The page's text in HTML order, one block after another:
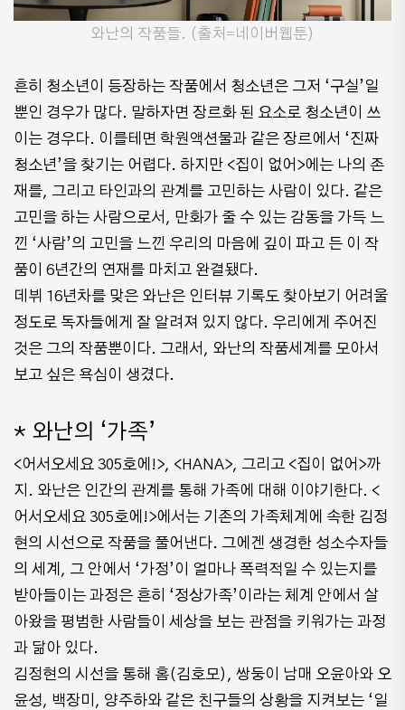
와난의 작품들. (출처=네이버웹툰)
흔히 청소년이 등장하는 작품에서 청소년은 그저 ‘구실’일
뿐인 경우가 많다. 말하자면 장르화 된 요소로 청소년이 쓰
이는 경우다. 이를테면 학원액션물과 같은 장르에서 ‘진짜
청소년’을 찾기는 어렵다. 하지만 <집이 없어>에는 나의 존
재를, 그리고 타인과의 관계를 고민하는 사람이 있다. 같은
고민을 하는 사람으로서, 만화가 줄 수 있는 감동을 가득 느
낀 ‘사람’의 고민을 느낀 우리의 마음에 깊이 파고 든 이 작
품이 6년간의 연재를 마치고 완결됐다.
데뷔 16년차를 맞은 와난은 인터뷰 기록도 찾아보기 어려울
정도로 독자들에게 잘 알려져 있지 않다. 우리에게 주어진
것은 그의 작품뿐이다. 그래서, 와난의 작품세계를 모아서
보고 싶은 욕심이 생겼다.
* 와난의 ‘가족’
<어서오세요 305호에!>, <HANA>, 그리고 <집이 없어>까
지. 와난은 인간의 관계를 통해 가족에 대해 이야기한다. <
어서오세요 305호에!>에서는 기존의 가족체계에 속한 김정
현의 시선으로 작품을 풀어낸다. 그에겐 생경한 성소수자들
의 세계, 그 안에서 ‘가정’이 얼마나 폭력적일 수 있는지를
받아들이는 과정은 흔히 ‘정상가족’이라는 체계 안에서 살
아왔을 평범한 사람들이 세상을 보는 관점을 키워가는 과정
과 닮아 있다.
김정현의 시선을 통해 홈(김호모), 쌍둥이 남매 오윤아와 오
윤성, 백장미, 양주하와 같은 친구들의 상황을 지켜보는 ‘일